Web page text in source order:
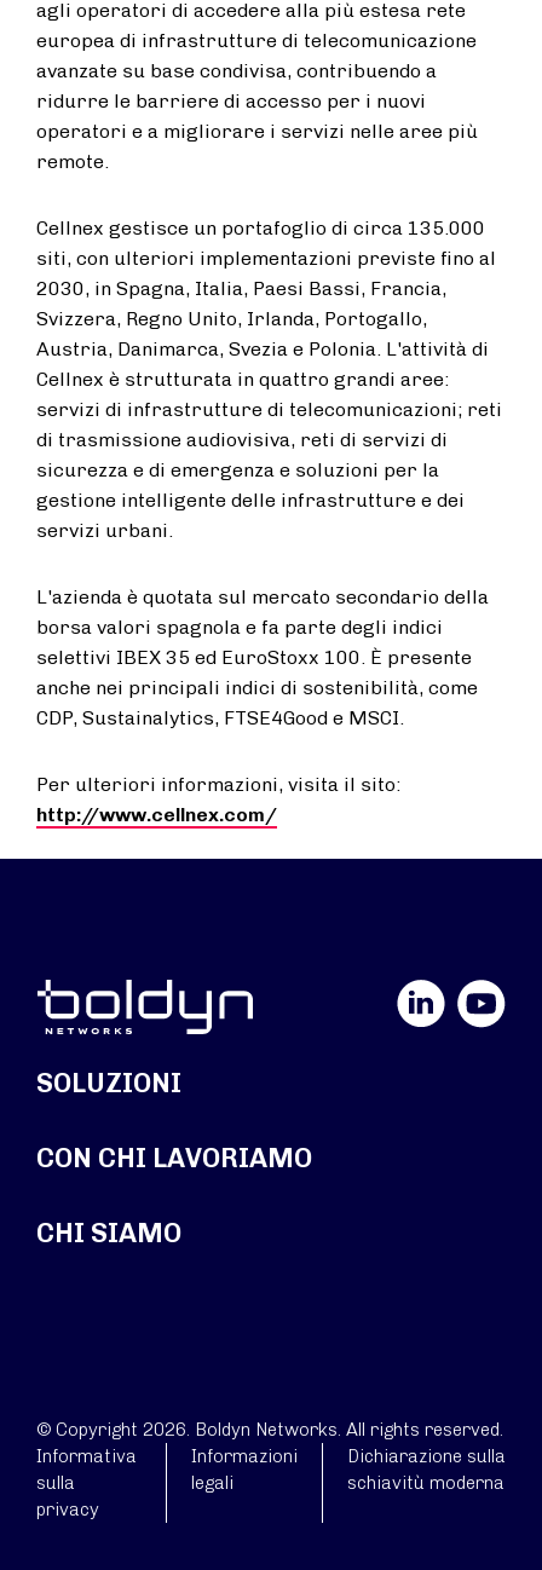
agli operatori di accedere alla più estesa rete
europea di infrastrutture di telecomunicazione
avanzate su base condivisa, contribuendo a
ridurre le barriere di accesso per i nuovi
operatori e a migliorare i servizi nelle aree più
remote.
Cellnex gestisce un portafoglio di circa 135.000
siti, con ulteriori implementazioni previste fino al
2030, in Spagna, Italia, Paesi Bassi, Francia,
Svizzera, Regno Unito, Irlanda, Portogallo,
Austria, Danimarca, Svezia e Polonia. L'attività di
Cellnex è strutturata in quattro grandi aree:
servizi di infrastrutture di telecomunicazioni; reti
di trasmissione audiovisiva, reti di servizi di
sicurezza e di emergenza e soluzioni per la
gestione intelligente delle infrastrutture e dei
servizi urbani.
L'azienda è quotata sul mercato secondario della
borsa valori spagnola e fa parte degli indici
selettivi IBEX 35 ed EuroStoxx 100. È presente
anche nei principali indici di sostenibilità, come
CDP, Sustainalytics, FTSE4Good e MSCI.
Per ulteriori informazioni, visita il sito:
http://www.cellnex.com/
YouTube
SOLUZIONI
CON CHI LAVORIAMO
CHI SIAMO
© Copyright 2026. Boldyn Networks. All rights reserved.
Informativa
sulla
privacy
Informazioni
legali
Dichiarazione sulla
schiavitù moderna